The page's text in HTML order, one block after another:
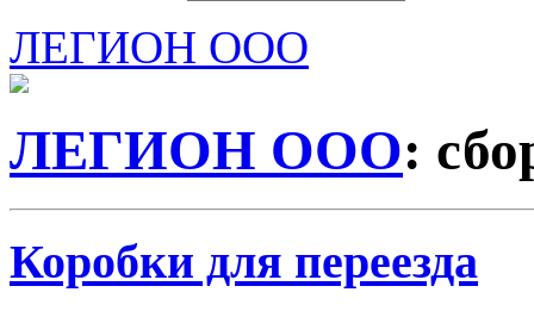
ЛЕГИОН ООО
ЛЕГИОН ООО:
Коробки для переезда